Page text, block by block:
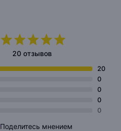
20 отзывов
20
0
0
0
0
Поделитесь мнением